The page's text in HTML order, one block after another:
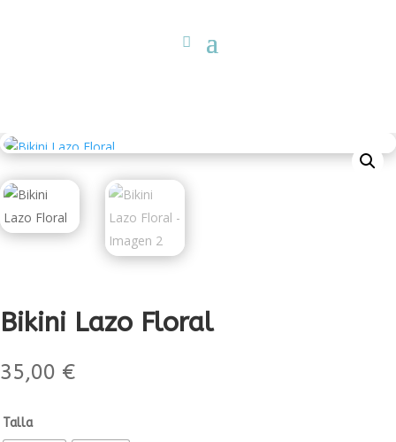
Bikini Lazo Floral
35,00 €
Talla